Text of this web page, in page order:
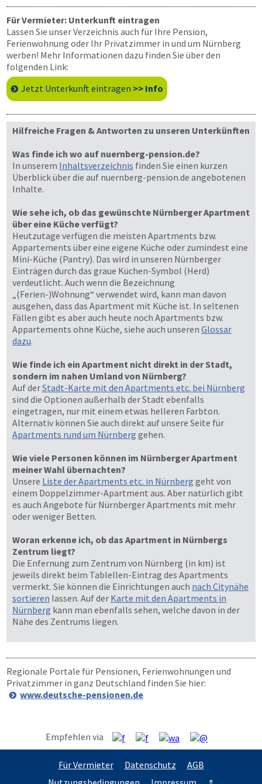
Für Vermieter: Unterkunft eintragen
Lassen Sie unser Verzeichnis auch für Ihre Pension,
Ferienwohnung oder Ihr Privatzimmer in und um Nürnberg
werben! Mehr Informationen dazu finden Sie über den
folgenden Link:
Jetzt Unterkunft eintragen >> Info
Hilfreiche Fragen & Antworten zu unseren Unterkünften
Was finde ich wo auf nuernberg-pension.de?
In unserem Inhaltsverzeichnis finden Sie einen kurzen
Überblick über die auf nuernberg-pension.de angebotenen
Inhalte.
Wie sehe ich, ob das gewünschte Nürnberger Apartment
über eine Küche verfügt?
Heutzutage verfügen die meisten Apartments bzw.
Appartements über eine eigene Küche oder zumindest eine
Mini-Küche (Pantry). Das wird in unseren Nürnberger
Einträgen durch das graue Küchen-Symbol (Herd)
verdeutlicht. Auch wenn die Bezeichnung
„(Ferien-)Wohnung“ verwendet wird, kann man davon
ausgehen, dass das Apartment mit Küche ist. In seltenen
Fällen gibt es aber auch heute noch Apartments bzw.
Appartements ohne Küche, siehe auch unseren Glossar
dazu.
Wie finde ich ein Apartment nicht direkt in der Stadt,
sondern im nahen Umland von Nürnberg?
Auf derStadt-Karte mit den Apartments etc. bei Nürnberg
sind die Optionen außerhalb der Stadt ebenfalls
eingetragen, nur mit einem etwas helleren Farbton.
Alternativ können Sie auch direkt auf unsere Seite für
Apartments rund um Nürnberg gehen.
Wie viele Personen können im Nürnberger Apartment
meiner Wahl übernachten?
Unsere Liste der Apartments etc. in Nürnberg geht von
einem Doppelzimmer-Apartment aus. Aber natürlich gibt
es auch Angebote für Nürnberger Apartments mit mehr
oder weniger Betten.
Woran erkenne ich, ob das Apartment in Nürnbergs
Zentrum liegt?
Die Enfernung zum Zentrum von Nürnberg (in km) ist
jeweils direkt beim Tablellen-Eintrag des Apartments
vermerkt. Sie können die Einrichtungen auch nach Citynähe
sortieren lassen. Auf der Karte mit den Apartments in
Nürnberg kann man ebenfalls sehen, welche davon in der
Nähe des Zentrums liegen.
Regionale Portale für Pensionen, Ferienwohnungen und
Privatzimmer in ganz Deutschland finden Sie hier:
www.deutsche-pensionen.de
Empfehlen via
Für Vermieter Datenschutz
AGB